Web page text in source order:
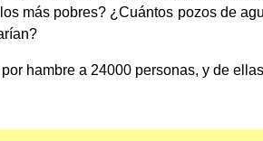
más pobres? ¿Cuántos pozos de
hambre a 24000 personas, y de